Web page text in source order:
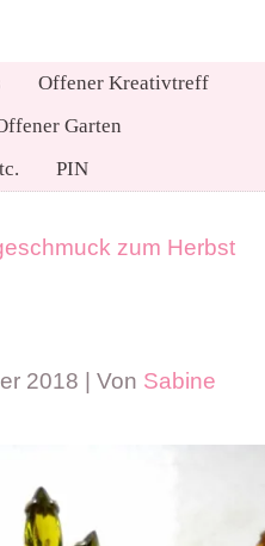
Offener Kreativtreff
Garten
PIN
zum Herbst
2018 Von Sabine